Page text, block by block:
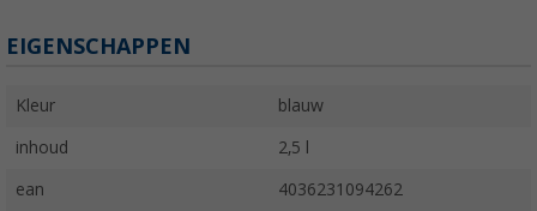
EIGENSCHAPPEN
Kleur blauw
inhoud 2,5 l
ean 4036231094262